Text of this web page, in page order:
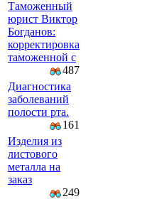
Таможенный
юрист Виктор
Богданов:
корректировка
таможенной с
487
Диагностика
заболеваний
полости рта.
161
Изделия из
листового
металла на
заказ
249